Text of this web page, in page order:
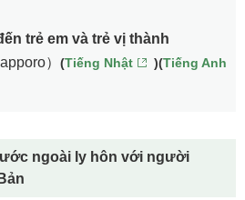
trẻ em và trẻ vị thành
） (Tiếng Nhật )(Tiếng Anh
ngoài ly hôn với người